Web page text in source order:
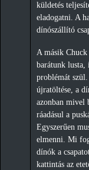
küldetés
eladogatni. A
dínószállító
A másik
barátunk lusta,
problémát
újratöltése, a
azonban mivel
ráadásul a
Egyszerűen
elmenni. Mi
dínók a
kattintás az